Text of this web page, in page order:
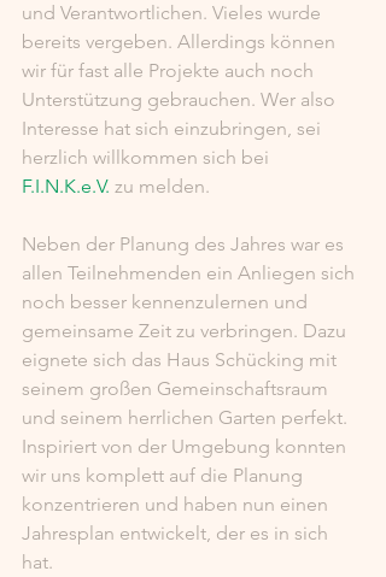
und Verantwortlichen. Vieles wurde
bereits vergeben. Allerdings können
wir für fast alle Projekte auch noch
Unterstützung gebrauchen. Wer also
Interesse hat sich einzubringen, sei
herzlich willkommen sich bei
F.I.N.K.e.V. zu melden.
Neben der Planung des Jahres war es
allen Teilnehmenden ein Anliegen sich
noch besser kennenzulernen und
gemeinsame Zeit zu verbringen. Dazu
eignete sich das Haus Schücking mit
seinem großen Gemeinschaftsraum
und seinem herrlichen Garten perfekt.
Inspiriert von der Umgebung konnten
wir uns komplett auf die Planung
konzentrieren und haben nun einen
Jahresplan entwickelt, der es in sich
hat.